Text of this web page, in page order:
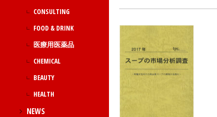
CONSULTING
FOOD & DRINK
医療用医薬品
CHEMICAL
BEAUTY
HEALTH
NEWS